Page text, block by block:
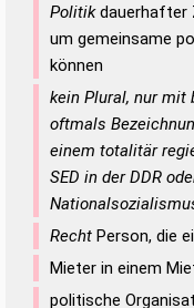
Politikdauerhafter
um gemeinsame
können
kein Plural, nur mit
oftmals
einem totalitär
SED in der DDR
Recht Person, die
Mieter in einem
politische